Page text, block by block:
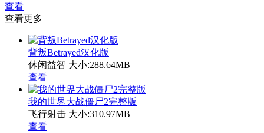
查看
查看更多
背叛Betrayed汉化版
休闲益智 大小:288.64MB
查看
我的世界大战僵尸2完整版
飞行射击 大小:310.97MB
查看